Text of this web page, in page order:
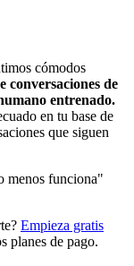
cómodos
conversaciones de
entrenado.
en tu base de
que siguen
menos funciona"
Empieza gratis
planes de pago.